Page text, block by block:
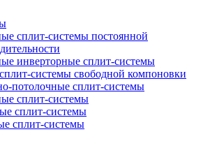
сплит-системы постоянной
инверторные сплит-системы
системы свободной компоновки
потолочные сплит-системы
сплит-системы
сплит-системы
сплит-системы